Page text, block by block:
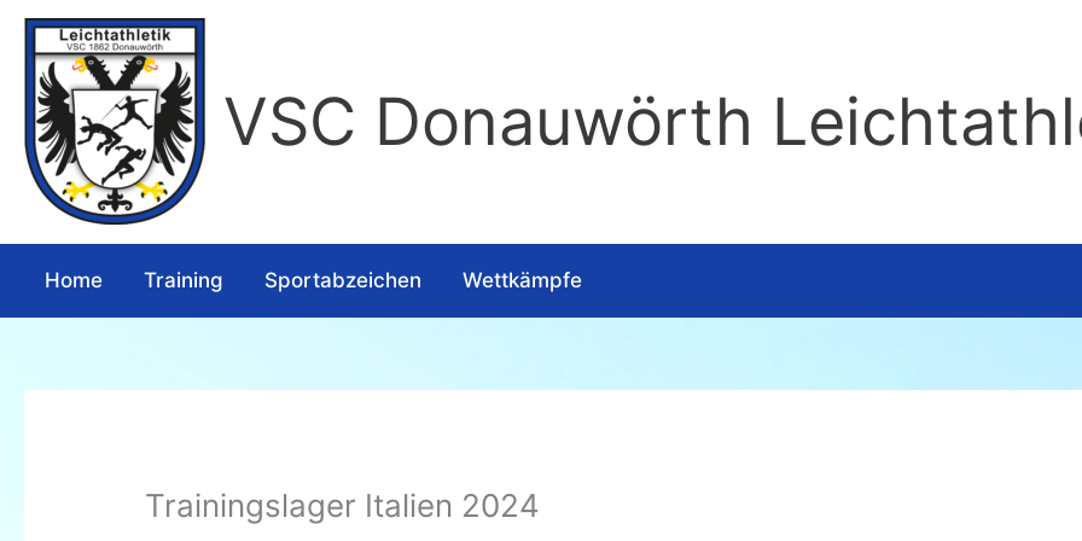
Zum
springen
VSC Donauwörth
Home Training Sportabzeichen Wettkämpfe
Trainingslager Italien 2024